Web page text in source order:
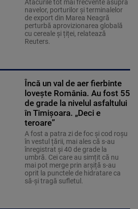
Atacurile tot mai frecvente asupra
navelor, porturilor și terminalelor
de export din Marea Neagră
perturbă aprovizionarea globală
cu cereale și țiței, relatează
Reuters.
Încă un val de aer fierbinte
lovește România. Au fost 55
de grade la nivelul asfaltului
în Timișoara. „Deci e
teroare”
A fost a patra zi de foc și cod roșu
în vestul țării, mai ales că s-au
înregistrat și 40 de grade la
umbră. Cei care au simțit că nu
mai pot merge prin arșiță s-au
oprit la punctele de hidratare ca
să-și tragă sufletul.